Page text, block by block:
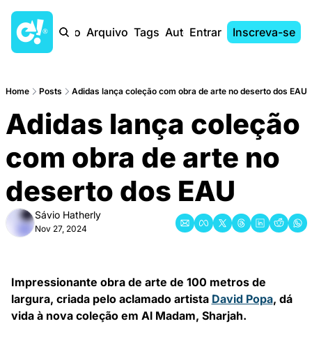
Início Arquivo Tags AutoresEntrar Inscreva-se
Home Posts Adidas lança coleção com obra de arte no deserto dos EAU
Adidas lança coleção
com obra de arte no
deserto dos EAU
Sávio Hatherly
Nov 27, 2024
Impressionante obra de arte de 100 metros de
largura, criada pelo aclamado artista David Popa, dá
vida à nova coleção em Al Madam, Sharjah.